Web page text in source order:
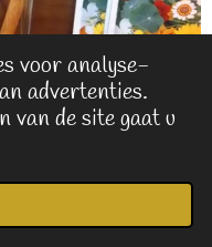
voor analyse-
advertenties.
van de site gaat u